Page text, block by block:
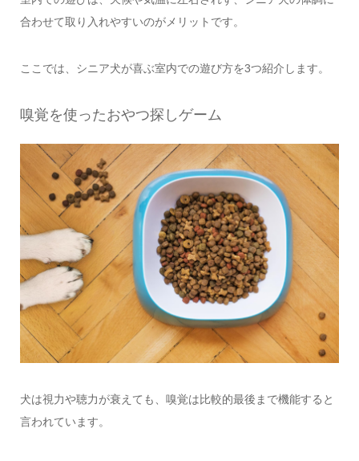
合わせて取り入れやすいのがメリットです。
ここでは、シニア犬が喜ぶ室内での遊び方を3つ紹介します。
嗅覚を使ったおやつ探しゲーム
犬は視力や聴力が衰えても、嗅覚は比較的最後まで機能すると
言われています。